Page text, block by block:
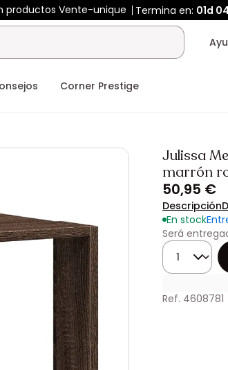
productos Vente-unique Termina en: 01d
Corner Prestige
Julissa
marrón
50,95 €
Descripción
En stock
Será
Cantidad
Ref. 4608781